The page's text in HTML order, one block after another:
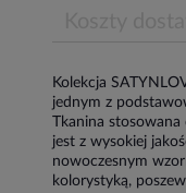
Kolekcja
jednym z
Tkanina
jest z wysokiej
nowoczesnym
kolorystyką,